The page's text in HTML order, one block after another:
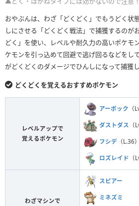
おやぶんは、わざ「どくどく」でもうどく状
しにさせる「どくどく戦法」で捕獲するのが
どく」を使い、レベルや耐久力の高いポケモ
ケモンを引っ込めて回避で逃げ回るなどをし
がどくどくのダメージでひんしになって捕獲
どくどくを覚えるおすすめポケモン
レベルアップで
覚えるポケモン
アーボック （
ダストダス （
フシデ （L.36）
ロズレイド （
わざマシンで
スピアー
ミネズミ